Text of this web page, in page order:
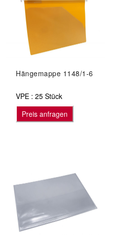
Hängemappe 1148/1-6
VPE : 25 Stück
Preis anfragen